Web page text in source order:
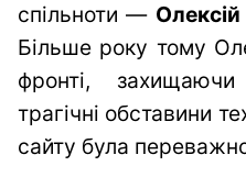
спільноти —
Більше року тому
фронті,
трагічні обставини
сайту була